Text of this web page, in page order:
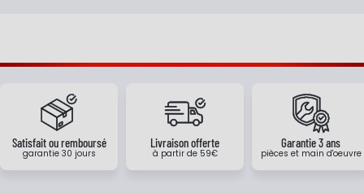
Satisfait ou remboursé
garantie 30 jours
Livraison offerte
à partir de 59€
Garantie 3 ans
pièces et main d'oeuvre